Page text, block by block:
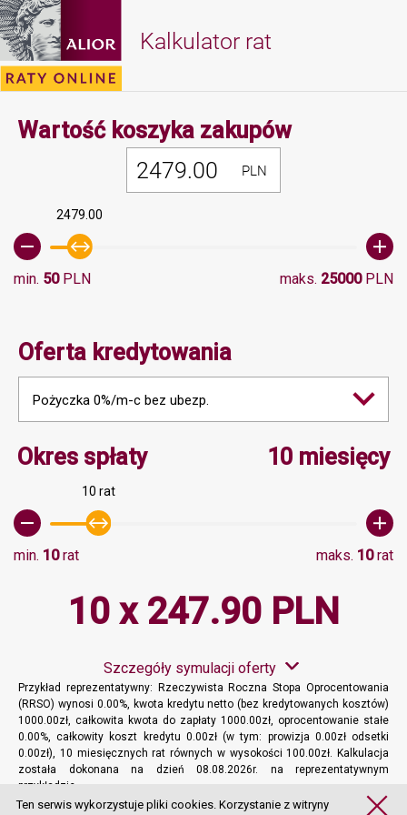
Kalkulator rat
Wartość koszyka zakupówMinimalna
PLN
2479.00
min. 50PLN maks. 25000PLN
Oferta kredytowania
Pożyczka 0%/m-c bez ubezp.
Okres spłatyMinimalna wartość 10,
10 miesięcy
10 rat
min. 10rat maks. 10rat
10 x 247.90 PLN
Szczegóły symulacji oferty
Przykład reprezentatywny: Rzeczywista Roczna Stopa Oprocentowania
(RRSO) wynosi 0.00%, kwota kredytu netto (bez kredytowanych kosztów)
1000.00zł, całkowita kwota do zapłaty 1000.00zł, oprocentowanie stałe
0.00%, całkowity koszt kredytu 0.00zł (w tym: prowizja 0.00zł odsetki
0.00zł), 10 miesięcznych rat równych w wysokości 100.00zł. Kalkulacja
została dokonana na dzień 08.08.2026r. na reprezentatywnym
przykładzie.
Więcej informacji
Ten serwis wykorzystuje pliki cookies. Korzystanie z witryny